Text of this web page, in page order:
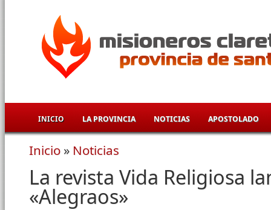
INICIO LA PROVINCIA NOTICIAS APOSTOLADO
Se encuentra usted aquí
Inicio » Noticias
La revista Vida Religiosa
«Alegraos»